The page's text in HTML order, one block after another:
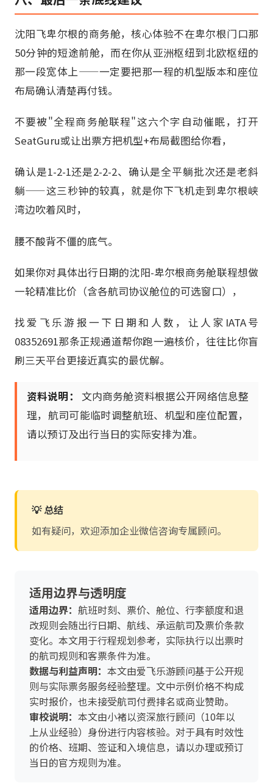
沈阳飞卑尔根的商务舱，核心体验不在卑尔根门口那
50分钟的短途前舱，而在你从亚洲枢纽到北欧枢纽的
那一段宽体上——一定要把那一程的机型版本和座位
布局确认清楚再付钱。
不要被"全程商务舱联程"这六个字自动催眠，打开
SeatGuru或让出票方把机型+布局截图给你看，
确认是1-2-1还是2-2-2、确认是全平躺批次还是老斜
躺——这三秒钟的较真，就是你下飞机走到卑尔根峡
湾边吹着风时，
腰不酸背不僵的底气。
如果你对具体出行日期的沈阳-卑尔根商务舱联程想做
一轮精准比价（含各航司协议舱位的可选窗口），
找爱飞乐游报一下日期和人数，让人家IATA号
08352691那条正规通道帮你跑一遍核价，往往比你盲
刷三天平台更接近真实的最优解。
资料说明：
文内商务舱资料根据公开网络信息整
理，航司可能临时调整航班、机型和座位配置，
请以预订及出行当日的实际安排为准。
💡 总结
如有疑问，欢迎添加企业微信咨询专属顾问。
适用边界与透明度
适用边界： 航班时刻、票价、舱位、行李额度和退
改规则会随出行日期、航线、承运航司及票价条款
变化。本文用于行程规划参考，实际执行以出票时
的航司规则和客票条件为准。
数据与利益声明： 本文由爱飞乐游顾问基于公开规
则与实际票务服务经验整理。文中示例价格不构成
实时报价，也未接受航司付费排名或商业赞助。
审校说明： 本文由小褚以资深旅行顾问（10年以
上从业经验）身份进行内容核验。对于具有时效性
的价格、班期、签证和入境信息，请以办理或预订
当日的官方规则为准。